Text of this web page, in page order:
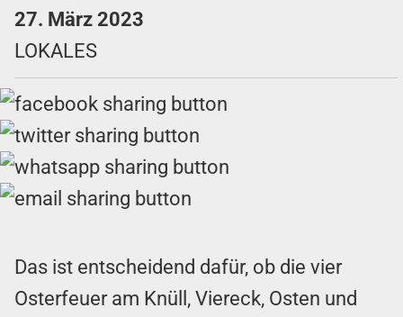
27. März 2023
LOKALES
Das ist entscheidend dafür, ob die vier
Osterfeuer am Knüll, Viereck, Osten und